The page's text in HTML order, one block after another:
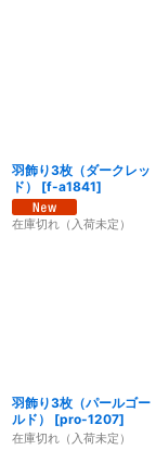
羽飾り3枚（ダークレッ
ド）
[f-a1841]
在庫切れ（入荷未定）
羽飾り3枚（パールゴー
ルド）
[pro-1207]
在庫切れ（入荷未定）